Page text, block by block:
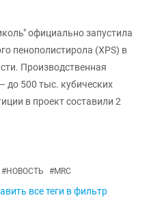
официально запустила
пенополистирола (XPS) в
Производственная
до 500 тыс. кубических
в проект составили 2
#НОВОСТЬ #MRC
все теги в фильтр